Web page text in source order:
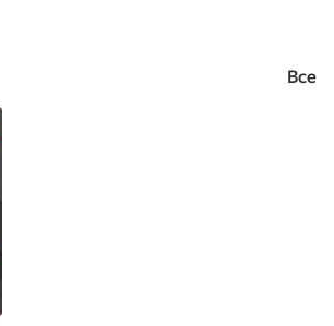
Все